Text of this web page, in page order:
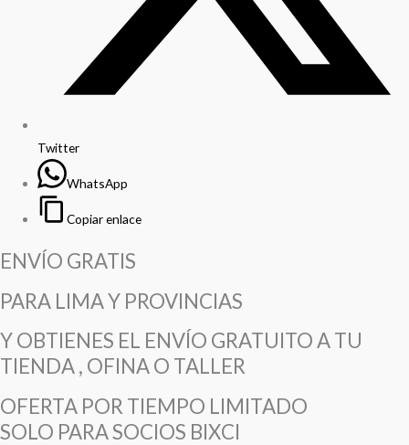
Twitter
WhatsApp
Copiar enlace
ENVÍO GRATIS
PARA LIMA Y PROVINCIAS
Y OBTIENES EL ENVÍO GRATUITO A TU
TIENDA , OFINA O TALLER
OFERTA POR TIEMPO LIMITADO
SOLO PARA SOCIOS BIXCI